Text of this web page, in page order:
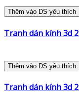
Thêm vào DS yêu thích
Tranh dán kính 3d
Thêm vào DS yêu thích
Tranh dán kính 3d